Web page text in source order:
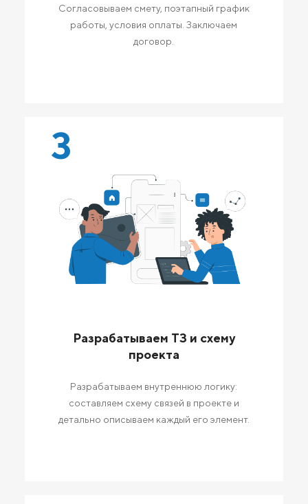
Согласовываем смету, поэтапный график
работы, условия оплаты. Заключаем
договор.
3
Разрабатываем ТЗ и схему
проекта
Разрабатываем внутреннюю логику:
составляем схему связей в проекте и
детально описываем каждый его элемент.